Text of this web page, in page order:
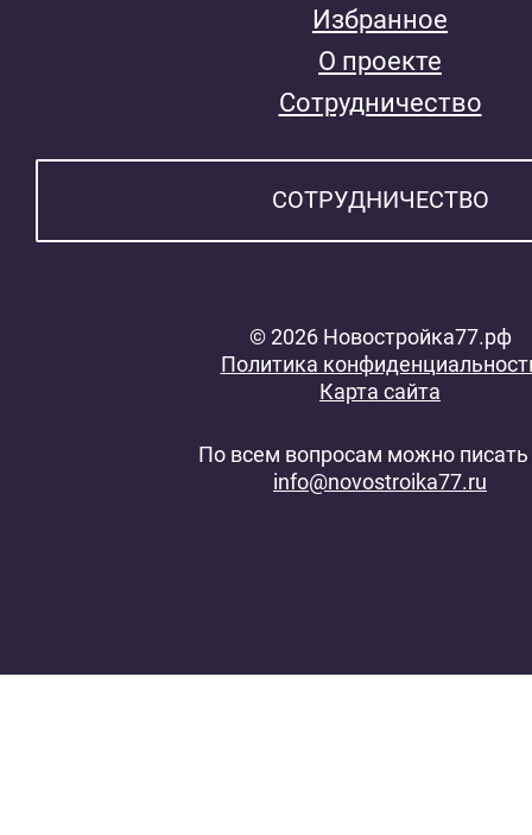
Избранное
О проекте
Сотрудничество
СОТРУДНИЧЕСТВО
© 2026 Новостройка77.рф
Политика
Карта сайта
По всем вопросам можно писать
info@novostroika77.ru